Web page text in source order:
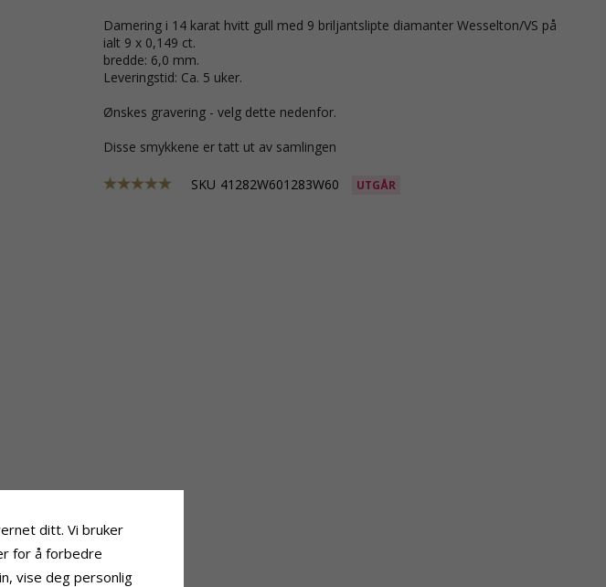
Damering i 14 karat hvitt gull med 9 briljantslipte diamanter Wesselton/VS på
ialt 9 x 0,149 ct.
bredde: 6,0 mm.
Leveringstid: Ca. 5 uker.
Ønskes gravering - velg dette nedenfor.
Disse smykkene er tatt ut av samlingen
SKU 41282W601283W60 UTGÅR
ditt. Vi bruker
for å forbedre
vise deg personlig